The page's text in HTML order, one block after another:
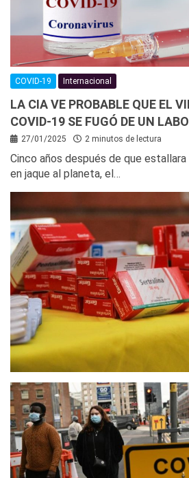
COVID-19 Internacional
LA CIA VE PROBABLE QUE EL
COVID-19 SE FUGÓ DE UN
27/01/2025 2 minutos de lectura
Cinco años después de que
en jaque al planeta, el…